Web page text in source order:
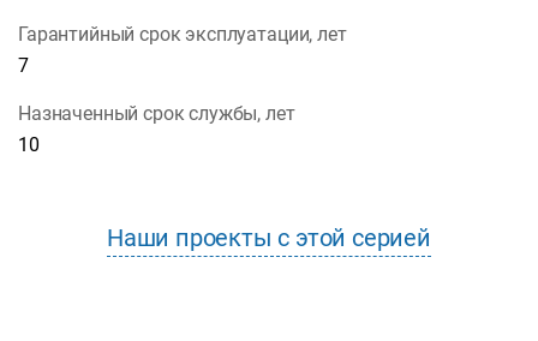
Гарантийный срок эксплуатации, лет
7
Назначенный срок службы, лет
10
Наши проекты с этой серией